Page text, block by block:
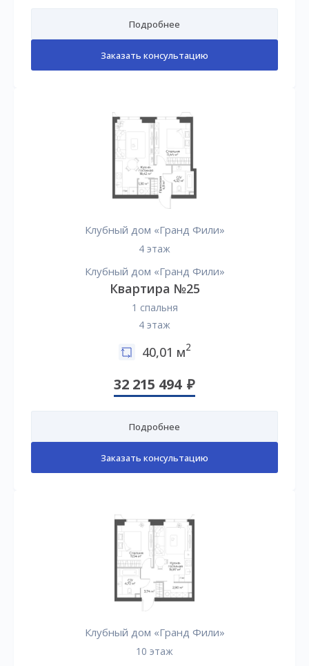
Подробнее
Заказать консультацию
Клубный дом «Гранд Фили»
4 этаж
Клубный дом «Гранд Фили»
Квартира №25
1 спальня
4 этаж
40,01 м2
32 215 494
Подробнее
Заказать консультацию
Клубный дом «Гранд Фили»
10 этаж